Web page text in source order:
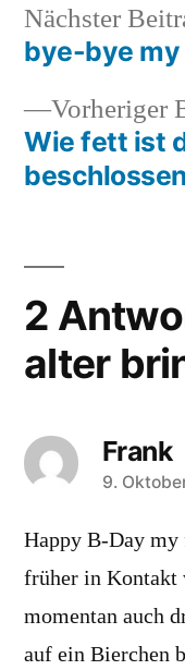
Vorheriger
Wie fett ist
Nächster
bye-bye my
2
alter
Frank
schreibt:
9.
Happy B-Day
früher in Kontakt
momentan auch
auf ein Bierchen